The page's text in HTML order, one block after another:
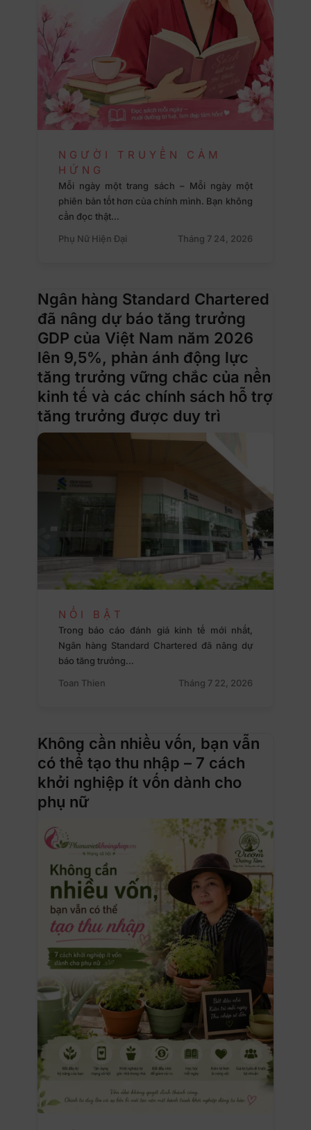
NGƯỜI TRUYỀN CẢM
HỨNG
Mỗi ngày một trang sách – Mỗi ngày một
phiên bản tốt hơn của chính mình. Bạn không
cần đọc thật…
Phụ Nữ Hiện Đại
Tháng 7 24, 2026
Ngân hàng Standard Chartered
đã nâng dự báo tăng trưởng
GDP của Việt Nam năm 2026
lên 9,5%, phản ánh động lực
tăng trưởng vững chắc của nền
kinh tế và các chính sách hỗ trợ
tăng trưởng được duy trì
NỔI BẬT
Trong báo cáo đánh giá kinh tế mới nhất,
Ngân hàng Standard Chartered đã nâng dự
báo tăng trưởng…
Toan Thien
Tháng 7 22, 2026
Không cần nhiều vốn, bạn vẫn
có thể tạo thu nhập – 7 cách
khởi nghiệp ít vốn dành cho
phụ nữ